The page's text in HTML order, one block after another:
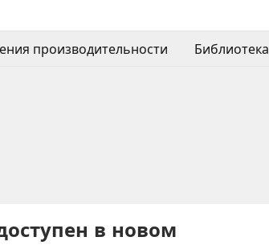
производительности Библиотека
в новом